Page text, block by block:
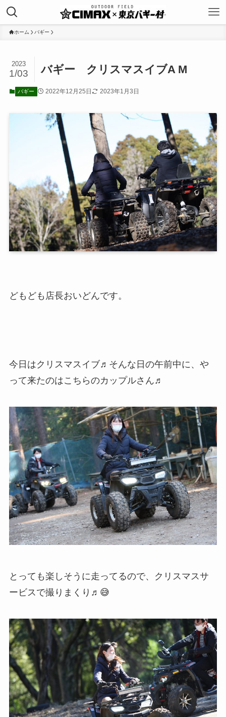
ホーム バギー
バギー クリスマスイブA M
2023
1/03
バギー 2022年12月25日 2023年1月3日
どもども店長おいどんです。
今日はクリスマスイブ♬そんな日の午前中に、や
って来たのはこちらのカップルさん♬
とっても楽しそうに走ってるので、クリスマスサ
ービスで撮りまくり♬😅